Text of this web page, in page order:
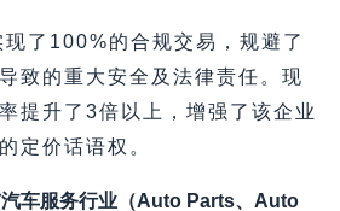
现了100%的合规交易，规避了
致的重大安全及法律责任。现
提升了3倍以上，增强了该企业
定价话语权。
车服务行业（Auto Parts、Auto